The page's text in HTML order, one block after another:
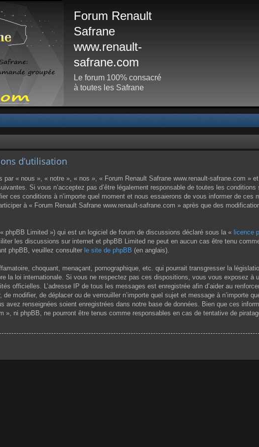
Forum Renault
Safrane
www.renault-
safrane.com
Le forum 100% consacré
à toutes les Safrane
d’utilisation
« nous », « notre », « nos », « Forum Renault Safrane www.renault-safrane.com »
Si vous n’acceptez pas d’être légalement responsable de toutes les
ces conditions à n’importe quel moment et nous essaierons de vous informer de ces
à « Forum Renault Safrane www.renault-safrane.com » après que des
Limited ») qui est un logiciel de forum de discussions déclaré sous la « licence
les discussions sur internet et phpBB Limited ne peut en aucun cas être tenu
phpBB, veuillez consulter le site de phpBB (en anglais).
choquant, menaçant, pornographique, etc. qui pourrait transgresser la
la loi internationale. Si vous ne respectez pas ces dispositions, vous vous exposez à
officielles. L’adresse IP de tous les messages est enregistrée afin d’aider au
modifier, de déplacer ou de verrouiller n’importe quel sujet et message à n’importe
renseignées soient enregistrées dans notre base de données. Bien que ces
ni phpBB, ne pourront être tenus comme responsables en cas de tentative de